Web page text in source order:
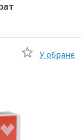
У обране